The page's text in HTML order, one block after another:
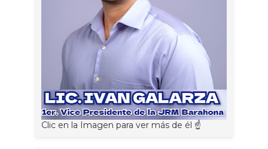
Clic en la Imagen para ver más de él ☝